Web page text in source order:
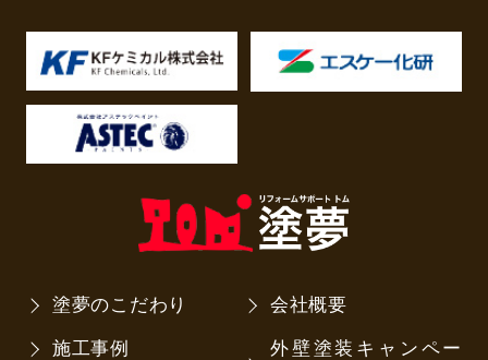
塗夢のこだわり
施工事例
会社概要
外壁塗装キャンペー